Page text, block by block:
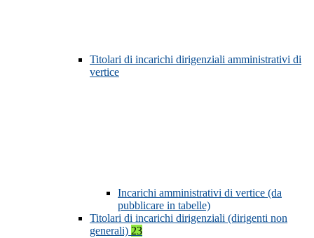
Titolari di incarichi dirigenziali amministrativi di
vertice
Incarichi amministrativi di vertice (da
pubblicare in tabelle)
Titolari di incarichi dirigenziali (dirigenti non
generali) 23